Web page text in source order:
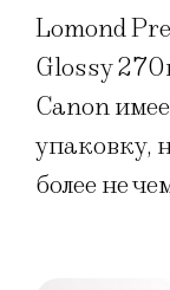
Lomond
Glossy
Canon
упаковку,
более не